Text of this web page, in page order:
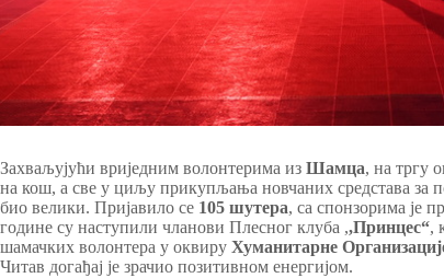
Захваљујући вриједним волонтерима из Шамца, на тргу
на кош, а све у циљу прикупљања новчаних средстава за
био велики. Пријавило се 105 шутера, са спонзорима је
године су наступили чланови Плесног клуба ,,Принцес“,
шамачких волонтера у оквиру Хуманитарне
Читав догађај је зрачио позитивном енергијом.